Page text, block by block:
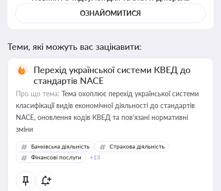
ОЗНАЙОМИТИСЯ
Теми, які можуть вас зацікавити:
Перехід української системи КВЕД до
стандартів NACE
Про що тема: Тема охоплює перехід української системи
класифікації видів економічної діяльності до стандартів
NACE, оновлення кодів КВЕД та пов'язані нормативні
зміни
Банківська діяльність
Страхова діяльність
Фінансові послуги
+13